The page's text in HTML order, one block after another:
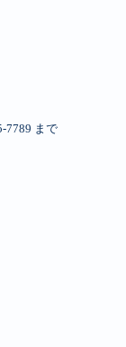
7789 まで